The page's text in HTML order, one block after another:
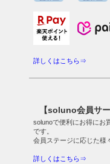
詳しくはこちら⇒
【soluno会員サー
solunoで便利にお得にお
です。
会員ステージに応じた様
詳しくはこちら⇒